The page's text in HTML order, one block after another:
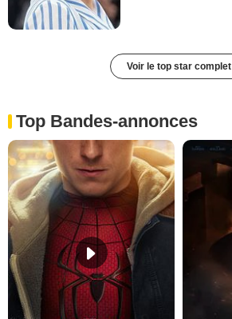
Voir le top star complet
Top Bandes-annonces